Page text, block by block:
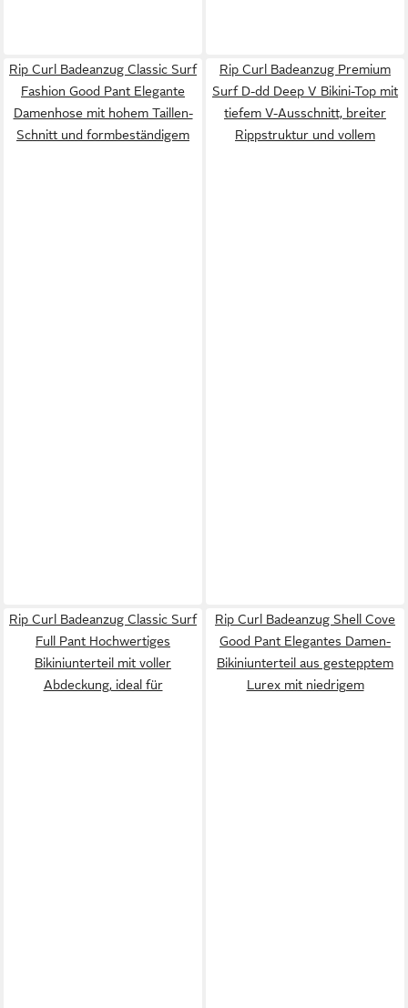
Rip Curl Badeanzug Classic Surf
Fashion Good Pant Elegante
Damenhose mit hohem Taillen-
Schnitt und formbeständigem
Rip Curl Badeanzug Premium
Surf D-dd Deep V Bikini-Top mit
tiefem V-Ausschnitt, breiter
Rippstruktur und vollem
Rip Curl Badeanzug Classic Surf
Full Pant Hochwertiges
Bikiniunterteil mit voller
Abdeckung, ideal für
Rip Curl Badeanzug Shell Cove
Good Pant Elegantes Damen-
Bikiniunterteil aus gestepptem
Lurex mit niedrigem